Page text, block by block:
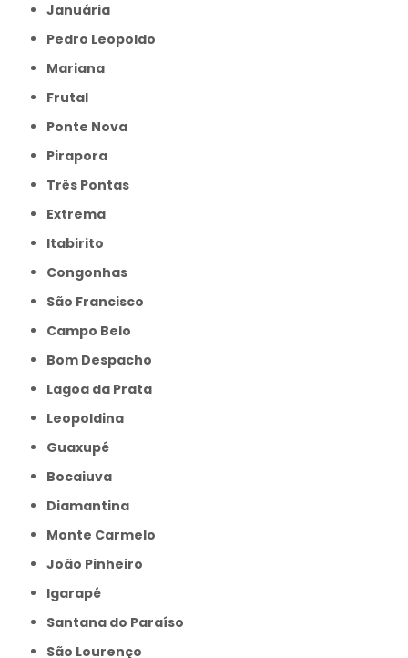
Januária
Pedro Leopoldo
Mariana
Frutal
Ponte Nova
Pirapora
Três Pontas
Extrema
Itabirito
Congonhas
São Francisco
Campo Belo
Bom Despacho
Lagoa da Prata
Leopoldina
Guaxupé
Bocaiuva
Diamantina
Monte Carmelo
João Pinheiro
Igarapé
Santana do Paraíso
São Lourenço